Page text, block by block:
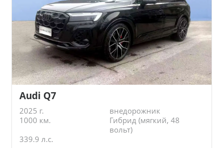
Audi Q7
2025 г.
внедорожник
1000 км.
Гибрид (мягкий, 48
вольт)
339.9 л.с.